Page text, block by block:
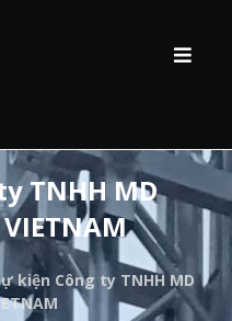
TNHH MD
VIETNAM
kiện Công ty TNHH MD